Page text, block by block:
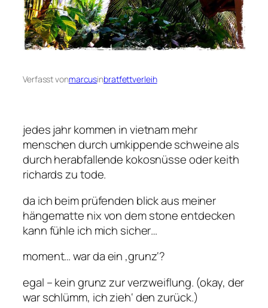
Verfasst vonmarcusinbratfettverleih
jedes jahr kommen in vietnam mehr
menschen durch umkippende schweine als
durch herabfallende kokosnüsse oder keith
richards zu tode.
da ich beim prüfenden blick aus meiner
hängematte nix von dem stone entdecken
kann fühle ich mich sicher…
moment… war da ein ‚grunz‘?
egal – kein grunz zur verzweiflung. (okay, der
war schlümm, ich zieh‘ den zurück.)